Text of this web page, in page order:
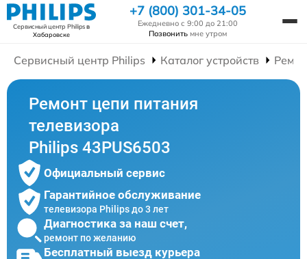
Сервисный центр Philipsв
Хабаровске
+7 (800) 301-34-05
Ежедневно с 9:00 до 21:00
Позвонить мне утром
Сервисный центр Philips Каталог устройств
Ремонт цепи питания
телевизора
Philips 43PUS6503
Официальный сервис
Гарантийное обслуживание
телевизора Philips до 3 лет
Диагностика за наш счет,
ремонт по желанию
Бесплатный выезд курьера